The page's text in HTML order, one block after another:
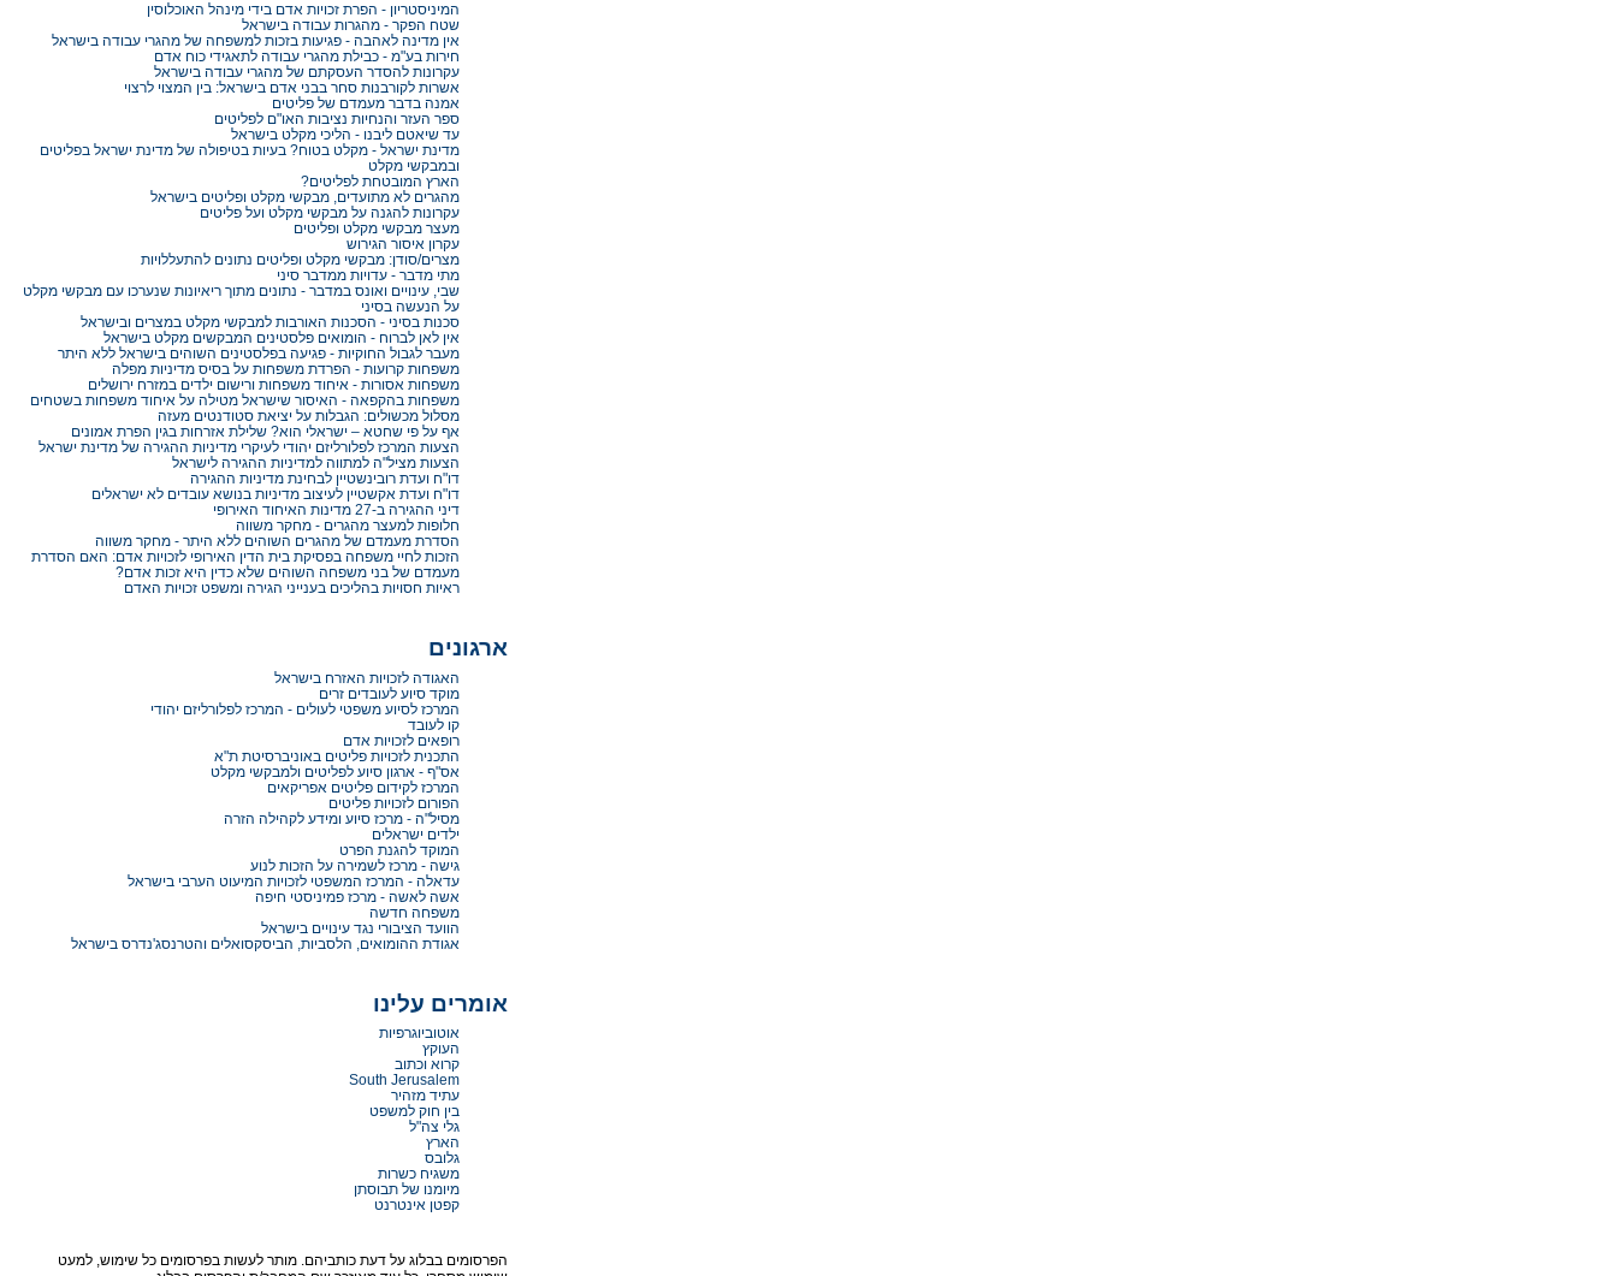
המיניסטריון - הפרת זכויות אדם בידי מינהל האוכלוסין
שטח הפקר - מהגרות עבודה בישראל
אין מדינה לאהבה - פגיעות בזכות למשפחה של מהגרי עבודה בישראל
חירות בע"מ - כבילת מהגרי עבודה לתאגידי כוח אדם
עקרונות להסדר העסקתם של מהגרי עבודה בישראל
אשרות לקורבנות סחר בבני אדם בישראל: בין המצוי לרצוי
אמנה בדבר מעמדם של פליטים
ספר העזר והנחיות נציבות האו"ם לפליטים
עד שיאטם ליבנו - הליכי מקלט בישראל
מדינת ישראל - מקלט בטוח? בעיות בטיפולה של מדינת ישראל בפליטים
ובמבקשי מקלט
הארץ המובטחת לפליטים?
מהגרים לא מתועדים, מבקשי מקלט ופליטים בישראל
עקרונות להגנה על מבקשי מקלט ועל פליטים
מעצר מבקשי מקלט ופליטים
עקרון איסור הגירוש
מצרים/סודן: מבקשי מקלט ופליטים נתונים להתעללויות
מתי מדבר - עדויות ממדבר סיני
שבי, עינויים ואונס במדבר - נתונים מתוך ריאיונות שנערכו עם מבקשי מקלט
על הנעשה בסיני
סכנות בסיני - הסכנות האורבות למבקשי מקלט במצרים ובישראל
אין לאן לברוח - הומואים פלסטינים המבקשים מקלט בישראל
מעבר לגבול החוקיות - פגיעה בפלסטינים השוהים בישראל ללא היתר
משפחות קרועות - הפרדת משפחות על בסיס מדיניות מפלה
משפחות אסורות - איחוד משפחות ורישום ילדים במזרח ירושלים
משפחות בהקפאה - האיסור שישראל מטילה על איחוד משפחות בשטחים
מסלול מכשולים: הגבלות על יציאת סטודנטים מעזה
אף על פי שחטא – ישראלי הוא? שלילת אזרחות בגין הפרת אמונים
הצעות המרכז לפלורליזם יהודי לעיקרי מדיניות ההגירה של מדינת ישראל
הצעות מציל"ה למתווה למדיניות ההגירה לישראל
דו"ח ועדת רובינשטיין לבחינת מדיניות ההגירה
דו"ח ועדת אקשטיין לעיצוב מדיניות בנושא עובדים לא ישראלים
דיני ההגירה ב-27 מדינות האיחוד האירופי
חלופות למעצר מהגרים - מחקר משווה
הסדרת מעמדם של מהגרים השוהים ללא היתר - מחקר משווה
הזכות לחיי משפחה בפסיקת בית הדין האירופי לזכויות אדם: האם הסדרת
מעמדם של בני משפחה השוהים שלא כדין היא זכות אדם?
ראיות חסויות בהליכים בענייני הגירה ומשפט זכויות האדם
ארגונים
האגודה לזכויות האזרח בישראל
מוקד סיוע לעובדים זרים
המרכז לסיוע משפטי לעולים - המרכז לפלורליזם יהודי
קו לעובד
רופאים לזכויות אדם
התכנית לזכויות פליטים באוניברסיטת ת"א
אס"ף - ארגון סיוע לפליטים ולמבקשי מקלט
המרכז לקידום פליטים אפריקאים
הפורום לזכויות פליטים
מסיל"ה - מרכז סיוע ומידע לקהילה הזרה
ילדים ישראלים
המוקד להגנת הפרט
גישה - מרכז לשמירה על הזכות לנוע
עדאלה - המרכז המשפטי לזכויות המיעוט הערבי בישראל
אשה לאשה - מרכז פמיניסטי חיפה
משפחה חדשה
הוועד הציבורי נגד עינויים בישראל
אגודת ההומואים, הלסביות, הביסקסואלים והטרנסג'נדרס בישראל
אומרים עלינו
אוטוביוגרפיות
העוקץ
קרוא וכתוב
South Jerusalem
עתיד מזהיר
בין חוק למשפט
גלי צה"ל
הארץ
גלובס
משגיח כשרות
מיומנו של תבוסתן
קפטן אינטרנט
הפרסומים בבלוג על דעת כותביהם. מותר לעשות בפרסומים כל שימוש, למעט